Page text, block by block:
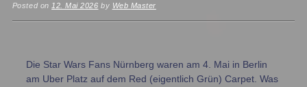
Posted on 12. Mai 2026 by Web Master
Die Star Wars Fans Nürnberg waren am 4. Mai in Berlin
am Uber Platz auf dem Red (eigentlich Grün) Carpet. Was